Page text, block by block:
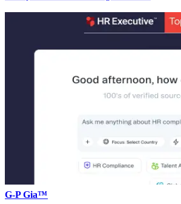
G-P Gia™​​